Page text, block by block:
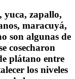
zapallo,
maracuyá,
son algunas de
cosecharon
plátano entre
los niveles